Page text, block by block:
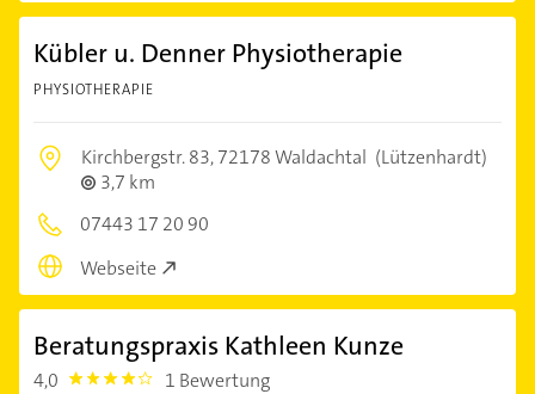
Kübler u. Denner Physiotherapie
PHYSIOTHERAPIE
Kirchbergstr. 83,72178 Waldachtal (Lützenhardt)
3,7 km
07443 17 20 90
Webseite
Beratungspraxis Kathleen Kunze
4,0 4.0 1 Bewertung